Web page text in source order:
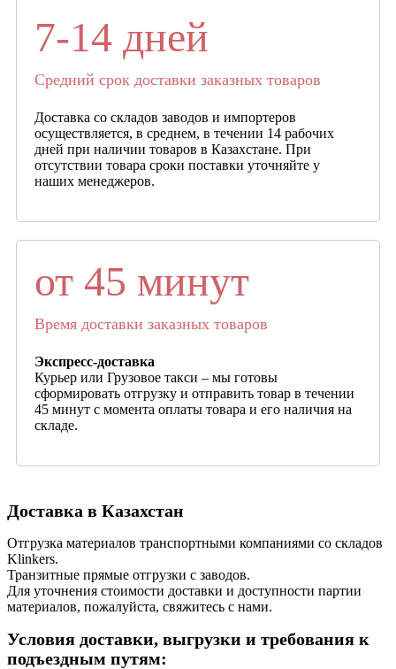
7-14 дней
Средний срок доставки заказных товаров
Доставка со складов заводов и импортеров
осуществляется, в среднем, в течении 14 рабочих
дней при наличии товаров в Казахстане. При
отсутствии товара сроки поставки уточняйте у
наших менеджеров.
от 45 минут
Время доставки заказных товаров
Экспресс-доставка
Курьер или Грузовое такси – мы готовы
сформировать отгрузку и отправить товар в течении
45 минут с момента оплаты товара и его наличия на
складе.
Доставка в Казахстан
Отгрузка материалов транспортными компаниями со складов
Klinkers.
Транзитные прямые отгрузки с заводов.
Для уточнения стоимости доставки и доступности партии
материалов, пожалуйста, свяжитесь с нами.
Условия доставки, выгрузки и требования к
подъездным путям: